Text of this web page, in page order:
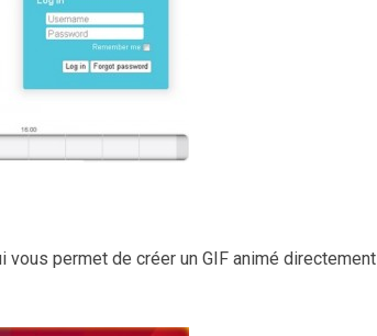
permet de créer un GIF animé directement